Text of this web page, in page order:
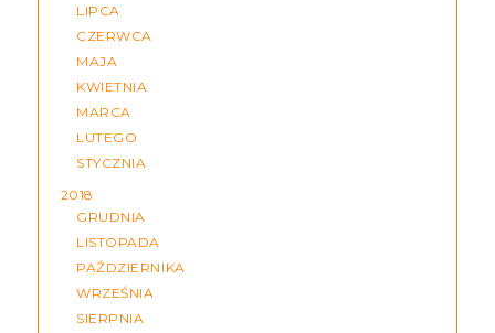
LIPCA
CZERWCA
MAJA
KWIETNIA
MARCA
LUTEGO
STYCZNIA
2018
GRUDNIA
LISTOPADA
PAŹDZIERNIKA
WRZEŚNIA
SIERPNIA